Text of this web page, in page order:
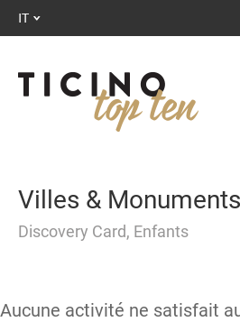
IT
Villes & Monuments
Discovery Card, Enfants
Aucune activité ne satisfait